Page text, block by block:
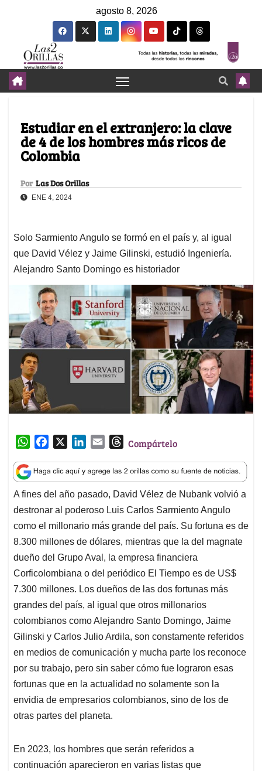
agosto 8, 2026
Estudiar en el extranjero: la clave
de 4 de los hombres más ricos de
Colombia
Por Las Dos Orillas
ENE 4, 2024
Solo Sarmiento Angulo se formó en el país y, al igual
que David Vélez y Jaime Gilinski, estudió Ingeniería.
Alejandro Santo Domingo es historiador
W
a
t
s
A
p
p
c
e
b
o
o
k
n
k
e
d
I
n
a
i
l
T
r
e
a
d
s
Compártelo
A fines del año pasado, David Vélez de Nubank volvió a
destronar al poderoso Luis Carlos Sarmiento Angulo
como el millonario más grande del país. Su fortuna es de
8.300 millones de dólares, mientras que la del magnate
dueño del Grupo Aval, la empresa financiera
Corficolombiana o del periódico El Tiempo es de US$
7.300 millones. Los dueños de las dos fortunas más
grandes del país, al igual que otros millonarios
colombianos como Alejandro Santo Domingo, Jaime
Gilinski y Carlos Julio Ardila, son constamente referidos
en medios de comunicación y mucha parte los reconoce
por su trabajo, pero sin saber cómo fue lograron esas
fortunas que en la actualidad no solamente son la
envidia de empresarios colombianos, sino de los de
otras partes del planeta.
En 2023, los hombres que serán referidos a
continuación aparecieron en varias listas que